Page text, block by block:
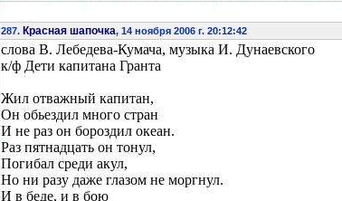
287. Красная шапочка, 14 ноября 2006 г. 20:12:42
слова В. Лебедева-Кумача, музыка И. Дунаевского
к/ф Дети капитана Гранта
Жил отважный капитан,
Он обьездил много стран
И не раз он бороздил океан.
Раз пятнадцать он тонул,
Погибал среди акул,
Но ни разу даже глазом не моргнул.
И в беде, и в бою